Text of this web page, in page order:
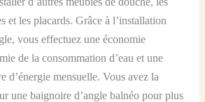
et les placards. Grâce à l’installation
vous effectuez une économie
de la consommation d’eau et une
d’énergie mensuelle. Vous avez la
une baignoire d’angle balnéo pour plus